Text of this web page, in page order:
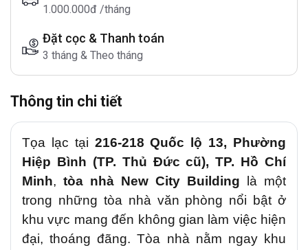
1.000.000đ /tháng
Đặt cọc & Thanh toán
3 tháng & Theo tháng
Thông tin chi tiết
Tọa lạc tại 216-218 Quốc lộ 13, Phường
Hiệp Bình (TP. Thủ Đức cũ), TP. Hồ Chí
Minh, tòa nhà New City Building là một
trong những tòa nhà văn phòng nổi bật ở
khu vực mang đến không gian làm việc hiện
đại, thoáng đãng. Tòa nhà nằm ngay khu